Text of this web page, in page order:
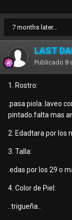
7 months later...
LAST
Publicado 8
1. Rostro:
.pasa piola..laveo
pintado.falta mas
2. Edadtara por los
3. Talla:
.edas por los 29 o
4. Color de Piel:
..trigueña..